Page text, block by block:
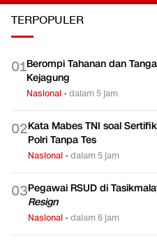
TERPOPULER
01Berompi Tahanan dan
Kejagung
Nasional •dalam 5 jam
02Kata Mabes TNI soal
Polri Tanpa Tes
Nasional •dalam 5 jam
03Pegawai RSUD di
Resign
Nasional •dalam 6 jam